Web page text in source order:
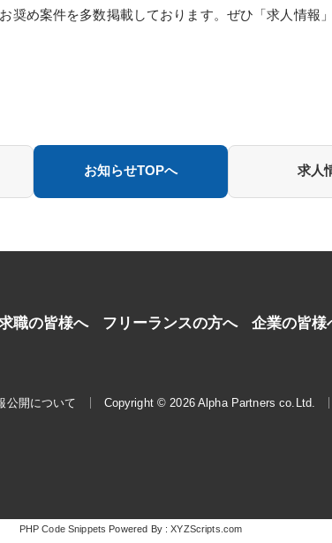
奨め案件を多数掲載しております。ぜひ「求人情報
お知らせTOPへ 求人
職の皆様へ フリーランスの方へ 企業の皆様
公開について Copyright © 2026 Alpha Partners co.Ltd.
PHP Code Snippets Powered By :XYZScripts.com